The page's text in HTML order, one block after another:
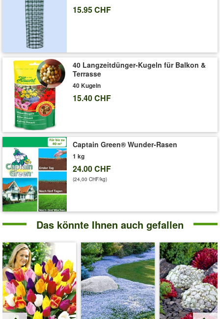
15.95 CHF
40 Langzeitdünger-Kugeln für Balkon &
Terrasse
40 Kugeln
15.40 CHF
Captain Green® Wunder-Rasen
1 kg
24.00 CHF
(24,00 CHF/kg)
Das könnte Ihnen auch gefallen